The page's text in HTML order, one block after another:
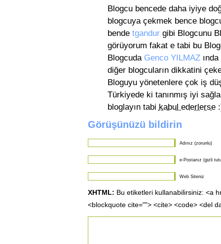
Blogcu bencede daha iyiye
blogcuya çekmek bence
bende tgandurgibi Blogcunu
görüyorum fakat e tabi bu
Blogcuda Genco YILMAZında
diğer blogcuların dikkatini
Bloguyu yönetenlere çok iş
Türkiyede ki tanınmış iyi
bloglayın tabi kabul ederlerse
Görüşünüzü bildirin
Adınız (zorunlu)
e-Postanız (gizli
Web Siteniz
XHTML: Bu etiketleri kullanabilirsiniz: <a
<blockquote cite=""> <cite> <code> <del